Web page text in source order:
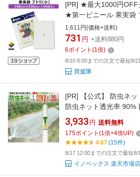
[PR] ★最大1000円
★第一ビニール 果実袋
230mm×158mm (100枚
害虫予防 傷予防 キズ予
袋 ブドウ袋 葡萄用 袋
掛袋 鳥対策 害虫対策
ぶどう袋】【
1,611円(価格+送料)
731 円 +送料880円
6ポイント (1倍)
8/10 8:00までの注文で最短8/
買援隊
[PR]
【公式】 防虫ネ
防虫ネット透光率 90%
2.1mx20m 露地の小松
ツ レタス 白菜等葉物葉
他の害虫対策【代引き
3,933 円 送料無料
175ポイント (1倍+4倍UP)
4.67(15件)
8/17 12:00までの注文で最短8/
イノベックス 楽天市場店